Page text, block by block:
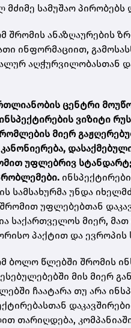
მძიმე სამუშაო
შრომის ანაზღაურების
ინფორმაციით,
აღჭურვილობასთან
ცენტრი
ვიზიტი
მიერ
უფლებრივ
სამსახურმა უნდა
უფლებებთან
საქართველოს მიერ,
პაქტით და
ბოლო წლებში შრომის
მის მიერ
ჩაატარა თუ არა
თარიღდება,